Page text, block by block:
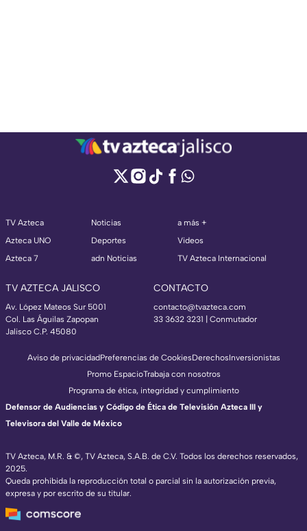
TV Azteca
Azteca UNO
Azteca 7
Noticias
Deportes
adn Noticias
a más +
Videos
TV Azteca Internacional
TV AZTECA JALISCO
Av. López Mateos Sur 5001
Col. Las Águilas Zapopan
Jalisco C.P. 45080
CONTACTO
contacto@tvazteca.com
33 3632 3231 | Conmutador
TV Azteca, M.R. & ©, TV Azteca, S.A.B. de C.V. Todos los derechos reservados,
2025.
Queda prohibida la reproducción total o parcial sin la autorización previa,
expresa y por escrito de su titular.
Aviso de privacidadPreferencias de CookiesDerechosInversionistas
Promo EspacioTrabaja con nosotros
Programa de ética, integridad y cumplimiento
Defensor de Audiencias y Código de Ética de Televisión Azteca III y
Televisora del Valle de México